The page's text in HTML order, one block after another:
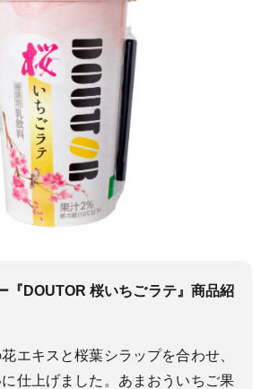
『DOUTOR 桜いちごラテ』商品紹
エキスと桜葉シラップを合わせ、
仕上げました。あまおういちご果